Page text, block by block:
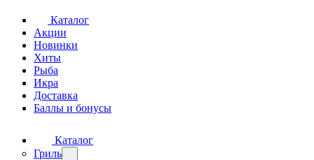
Каталог
Акции
Новинки
Хиты
Рыба
Икра
Доставка
Баллы и бонусы
Каталог
Гриль